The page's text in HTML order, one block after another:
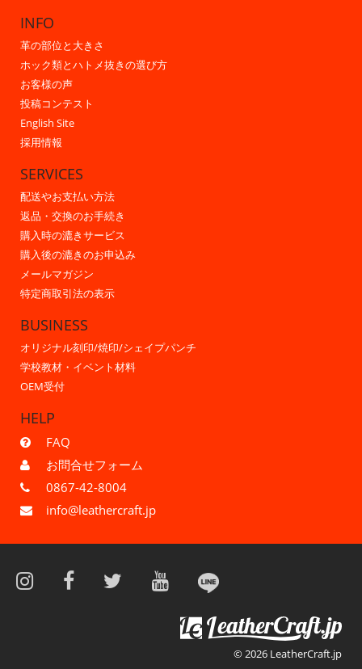
INFO
革の部位と大きさ
ホック類とハトメ抜きの選び方
お客様の声
投稿コンテスト
English Site
採用情報
SERVICES
配送やお支払い方法
返品・交換のお手続き
購入時の漉きサービス
購入後の漉きのお申込み
メールマガジン
特定商取引法の表示
BUSINESS
オリジナル刻印/焼印/シェイプパンチ
学校教材・イベント材料
OEM受付
HELP
FAQ
お問合せフォーム
0867-42-8004
info@leathercraft.jp
© 2026 LeatherCraft.jp